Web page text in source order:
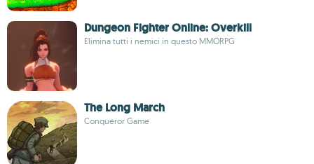
Dungeon Fighter Online: Overkill
Elimina tutti i nemici in questo MMORPG
The Long March
Conqueror Game